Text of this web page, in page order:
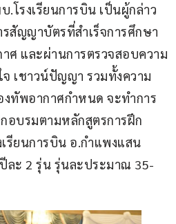
.โรงเรียนการบิน เป็นผู้กล่าว
สัญญาบัตรที่สำเร็จการศึกษา
าศ และผ่านการตรวจสอบความ
เชาวน์ปัญญา รวมทั้งความ
ทัพอากาศกำหนด จะทำการ
อบรมตามหลักสูตรการฝึก
รียนการบิน อ.กำแพงแสน
ละ 2 รุ่น รุ่นละประมาณ 35-